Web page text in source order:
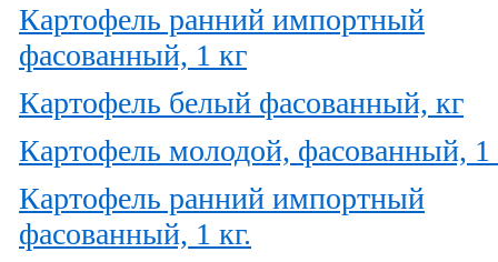
Картофель ранний импортный
фасованный, 1 кг
Картофель белый фасованный, кг
Картофель молодой, фасованный, 1
Картофель ранний импортный
фасованный, 1 кг.